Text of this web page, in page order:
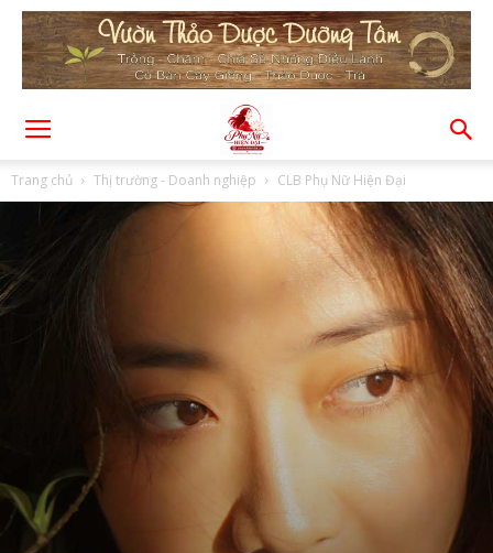
Trang chủ Thị trường - Doanh nghiệp CLB Phụ Nữ Hiện Đại